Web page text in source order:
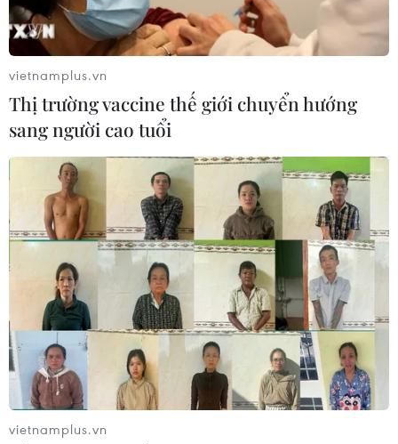
#Chỉ thị 40
#Tín dụng chính sách
#Ngân hàng Chính sách Xã hội
#Vay vốn
Theo dõi VietnamPlus
TIN LIÊN QUAN
vietnamplus.vn
Thị trường vaccine thế giới chuyển hướng
sang người cao tuổi
vietnamplus.vn